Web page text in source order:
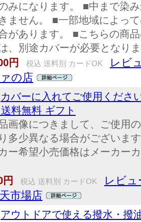
みになります。 ■中まで染
ません。 ■一部地域によっ
があります。 ■こちらの商
、別途カバーが必要となり
円
税込 送料別 カードOK
レビ
の店
カバーに入れてご使用くださ
料無料 ギフト
画像につきまして、ご使用
多少異なる場合がございま
ー希望小売価格はメーカー
税込 送料別 カードOK
レビュ
市場店
アウトドアで使える撥水・撥